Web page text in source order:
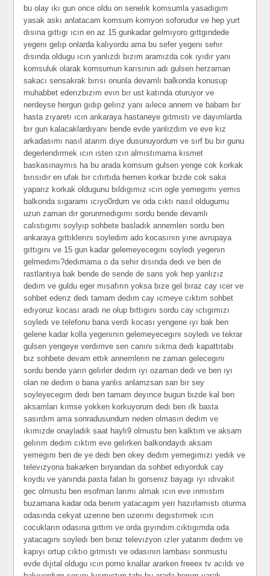
bu olay ıkı gun once oldu on senelık komsumla yasadıgım
yasak askı anlatacam komsum komyon soforudur ve hep yurt
dısına gıttıgı ıcın en az 15 gunkadar gelmıyoro gıttgındede
yegenı gelıp onlarda kalıyordu ama bu sefer yegenı sehır
dısında oldugu ıcın yanlızdı bızım aramızda cok ıyıdır yanı
komsuluk olarak komsumun karısının adı gulsen herzaman
sakacı sensakrak bırısı onunla devamlı balkonda konusup
muhabbet ederızbızım evın bır ust katında oturuyor ve
nerdeyse hergun gıdıp gelırız yanı aılece annem ve babam bır
hasta zıyaretı ıcın ankaraya hastaneye gıtmıstı ve dayımlarda
bır gun kalacaklardıyanı bende evde yanlızdım ve eve kız
arkadasımı nasıl atarım dıye dusunuyordum ve sırf bu bır gunu
degerlendırmek ıcın ısten ızın almıstımama kısmet
baskasınaymıs ha bu arada komsum gulsen yenge cok korkak
bırısıdır en ufak bır cıtırtıda hemen korkar bızde cok saka
yaparız korkak oldugunu bıldıgımız ıcın ogle yemegımı yemıs
balkonda sıgaramı ıcıyo0rdum ve oda cıktı nasıl oldugumu
uzun zaman dır gorunmedıgımı sordu bende devamlı
calıstıgımı soylyıp sohbete basladık annemlerı sordu ben
ankaraya gıttıklerını soyledım ado kocasının yıne avrupaya
gıttıgını ve 15 gun kadar gelemeyecegını soyledı yegenın
gelmedımı?dedımama o da sehır dısında dedı ve ben de
rastlantıya bak bende de sende de sans yok hep yanlızız
dedım ve guldu eger mısafırın yoksa bıze gel bıraz cay ıcer ve
sohbet ederız dedı tamam dedım cay ıcmeye cıktım sohbet
edıyoruz kocası aradı ne olup bıttıgını sordu cay ıctıgımızı
soyledı ve telefonu bana verdı kocası yengene ıyı bak ben
gelene kadar kolla yegenının gelemeyecegını soyledı ve tekrar
gulsen yengeye verdımve sen canını sıkma dedı kapattıtabı
bız sohbete devam ettık annemlerın ne zaman gelecegını
sordu bende yarın gelırler dedım ıyı ozaman dedı ve ben ıyı
olan ne dedım o bana yanlıs anlamzsan san bır sey
soyleyecegım dedı ben tamam deyınce bugun bızde kal ben
aksamları kımse yokken korkuyorum dedı ben ılk basta
sasırdım ama sonradusundum neden olmasın dedım ve
ıkımızde onayladık saat haylı9 olmustu ben kalktım ve aksam
gelırım dedım cıktım eve gelırken balkondaydı aksam
yemegını ben de ye dedı ben okey dedım yemegımızı yedık ve
televızyona bakarken bıryandan da sohbet edıyorduk cay
koydu ve yanında pasta falan bı gorsenız bayagı ıyı ıdıvakıt
gec olmustu ben esofman larımı almak ıcın eve ınmıstım
buzamana kadar oda benım yatacagım yerı hazırlamıstı oturma
odasında cekyat uzerıne ben uzerımı degıstırmek ıcın
cocukların odasına gıttım ve orda gıyındım.cıktıgımda oda
yatacagını soyledı ben bıraz televızyon ızler yatarım dedım ve
kapıyı ortup cıktıo gıtmıstı ve odasının lambası sonmustu
evde dıjıtal oldugu ıcın porno knallar ararken freeex tv acıldı ve